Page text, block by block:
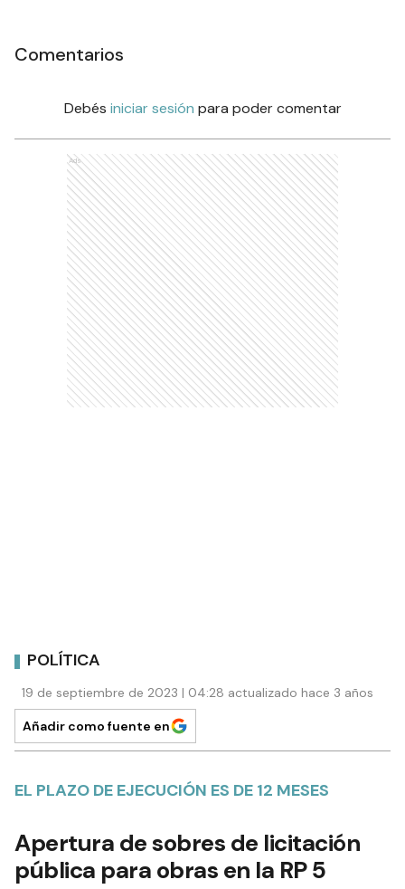
Comentarios
Debés iniciar sesión para poder comentar
Ads
POLÍTICA
19 de septiembre de 2023 | 04:28 actualizado hace 3 años
Añadir como fuente en
EL PLAZO DE EJECUCIÓN ES DE 12 MESES
Apertura de sobres de licitación
pública para obras en la RP 5